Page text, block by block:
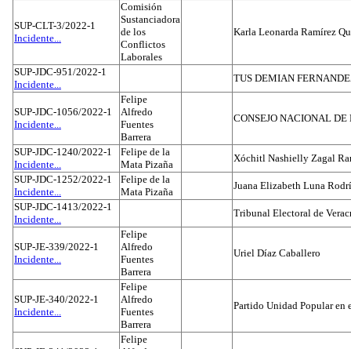
SUP-CLT-3/2022-1
Incidente...
Comisión
Sustanciadora
de los
Conflictos
Laborales
Karla Leonarda Ramírez
SUP-JDC-951/2022-1
Incidente...
TUS DEMIAN
SUP-JDC-1056/2022-1
Incidente...
Felipe
Alfredo
Fuentes
Barrera
CONSEJO NACIONAL
SUP-JDC-1240/2022-1
Incidente...
Felipe de la
Mata Pizaña
Xóchitl Nashielly Zagal
SUP-JDC-1252/2022-1
Incidente...
Felipe de la
Mata Pizaña
Juana Elizabeth Luna
SUP-JDC-1413/2022-1
Incidente...
Tribunal Electoral de
SUP-JE-339/2022-1
Incidente...
Felipe
Alfredo
Fuentes
Barrera
Uriel Díaz Caballero
SUP-JE-340/2022-1
Incidente...
Felipe
Alfredo
Fuentes
Barrera
Partido Unidad Popular en
Felipe